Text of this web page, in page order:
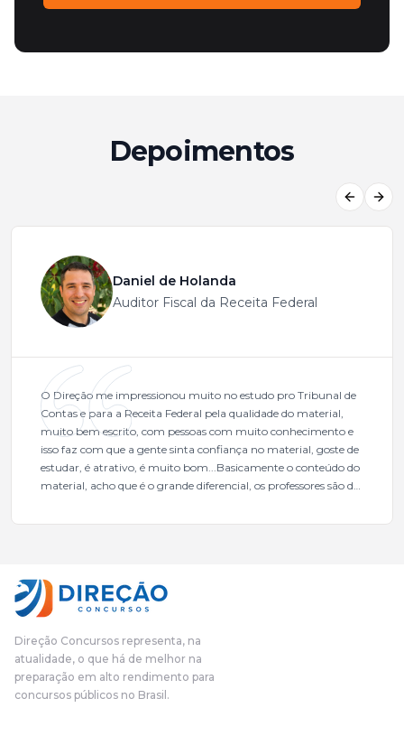
Depoimentos
Daniel de Holanda
Auditor Fiscal da Receita Federal
O Direção me impressionou muito no estudo pro Tribunal de
Contas e para a Receita Federal pela qualidade do material,
muito bem escrito, com pessoas com muito conhecimento e
isso faz com que a gente sinta confiança no material, goste de
estudar, é atrativo, é muito bom...Basicamente o conteúdo do
material, acho que é o grande diferencial, os professores são de
mais excelentes cargos da administração pública.Eu sempre
fundamental na minha derrota no ano passado para que eu
pudesse enxergar o que eu errei e corrigir minha rota.E além
das aulas vocês(Direção Concursos), que fizeram um
o aluno, além de ter que estudar, ele tem que perder tempo
fazendo um cronograma, num pós- edital é muito
complicado, é uma avalanche de informação, então vocês
terem feito isso é muito bacana, porque quando eu me sentia
Direção Concursos representa, na
atualidade, o que há de melhor na
preparação em alto rendimento para
concursos públicos no Brasil.